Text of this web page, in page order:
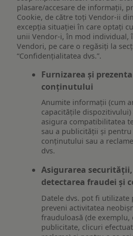
plasare/accesare de informații,
Cookie, de către toți Vendor-ii
excepția situației în care optați
unii Vendor-i, în mod individual,
Vendori, pe care o regăsiți la
“Confidențialitatea dvs.”.
Furnizarea și
conținutului
Anumite informații (cum
capacitățile
asigura compatibilitatea
sau a publicității și
conținutului sau a
dvs.
Asigurarea
detectarea fraudei și
Datele dvs. pot fi
preveni activitatea
frauduloasă (de exemplu,
publicitate, clicuri